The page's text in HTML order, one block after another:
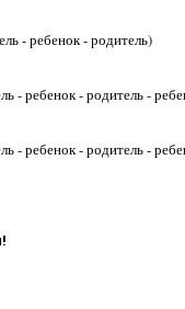
- ребенок- родитель)
- ребенок- родитель-
- ребенок- родитель-